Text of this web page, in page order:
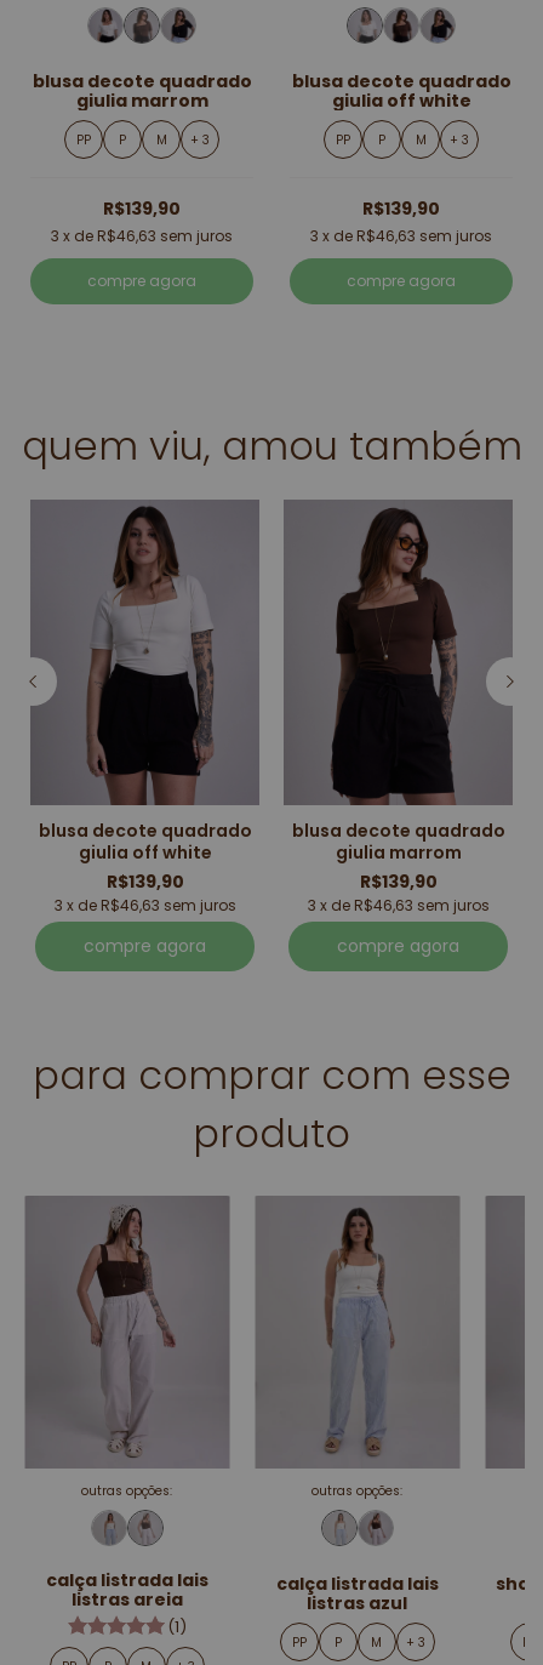
blusa decote quadrado
giulia marrom
PP P M + 3
R$139,90
3 x de R$46,63 sem juros
compre agora
blusa decote quadrado
giulia off white
PP P M + 3
R$139,90
3 x de R$46,63 sem juros
compre agora
quem viu, amou também
blusa decote quadrado
giulia off white
R$139,90
3 x de R$46,63 sem juros
compre agora
blusa decote quadrado
giulia marrom
R$139,90
3 x de R$46,63 sem juros
compre agora
para comprar com esse
produto
outras opções:
calça listrada lais
listras areia
(1)
outras opções:
calça listrada lais
listras azul
PP P M + 3 PP